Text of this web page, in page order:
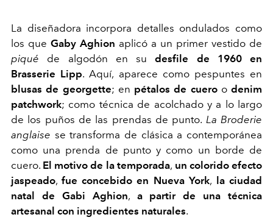
La diseñadora incorpora detalles ondulados como
los que Gaby Aghion aplicó a un primer vestido de
piqué de algodón en sudesfile de 1960 en
Brasserie Lipp. Aquí, aparece como pespuntes en
blusas de georgette; en pétalos de cueroo denim
patchwork; como técnica de acolchado y a lo largo
de los puños de las prendas de punto. La Broderie
anglaise se transforma de clásica a contemporánea
como una prenda de punto y como un borde de
cuero. El motivo de la temporada, un colorido efecto
jaspeado,fue concebido en Nueva York, la ciudad
natal de Gabi Aghion, a partir de una técnica
artesanal con ingredientes naturales.